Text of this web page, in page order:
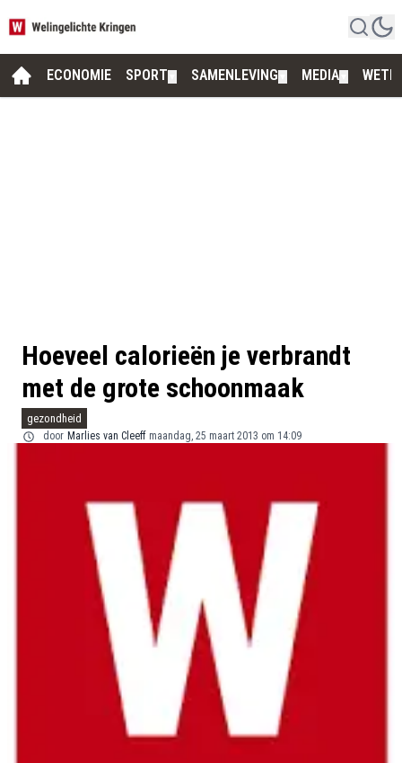
ECONOMIE SPORT SAMENLEVING MEDIA
Hoeveel calorieën je verbrandt
met de grote schoonmaak
gezondheid
door Marlies van Cleeff maandag, 25 maart 2013 om 14:09